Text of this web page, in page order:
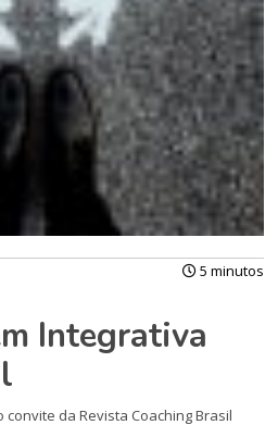
5 minutos
Integrativa
da Revista Coaching Brasil